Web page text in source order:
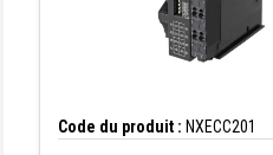
Code du produit : NXECC201